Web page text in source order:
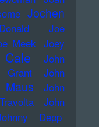
Jochen
Joe
Meek Joey
John
Grant
John
John
John
Depp